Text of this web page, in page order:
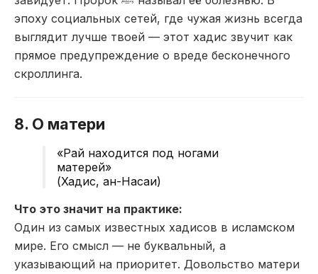
эпоху социальных сетей, где чужая жизнь всегда
выглядит лучше твоей — этот хадис звучит как
прямое предупреждение о вреде бесконечного
скроллинга.
8. О матери
«Рай находится под ногами
матерей»
(Хадис, ан-Насаи)
Что это значит на практике:
Один из самых известных хадисов в исламском
мире. Его смысл — не буквальный, а
указывающий на приоритет. Довольство матери